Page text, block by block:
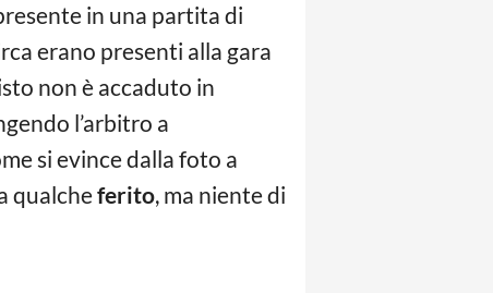
in una partita di
erano presenti alla gara
non è accaduto in
l’arbitro a
si evince dalla foto a
qualcheferito, ma niente di